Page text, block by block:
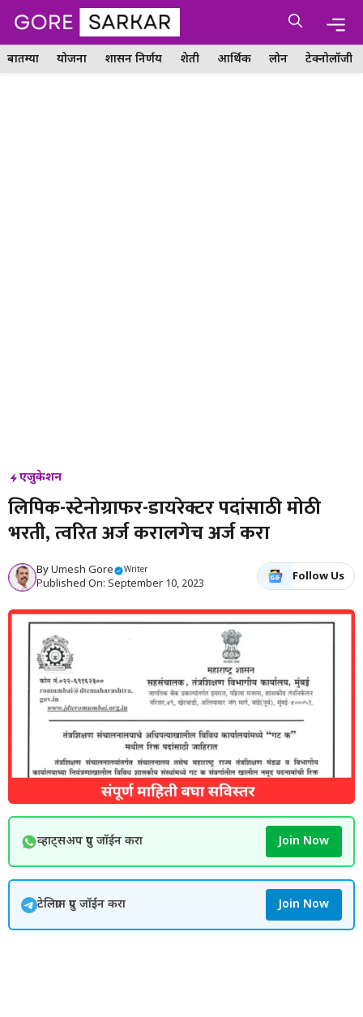
Skip
content
बातम्या योजना शासन निर्णय शेती आर्थिक लोन टेक्नोलॉजी
एजुकेशन
लिपिक-स्टेनोग्राफर-डायरेक्टर पदांसाठी मोठी
भरती, त्वरित अर्ज करालगेच अर्ज करा
ByUmesh Gore Writer
Published On: September 10, 2023
Follow Us
व्हाट्सअप ग्रुप जॉईन करा Join Now
टेलिग्राम ग्रुप जॉईन करा Join Now